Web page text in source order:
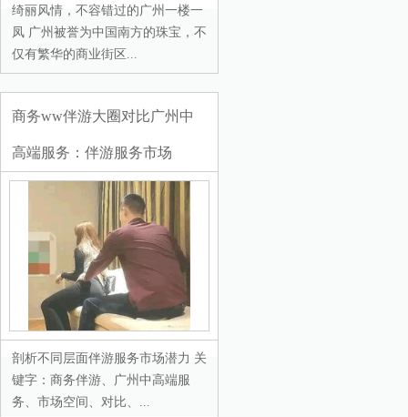
绮丽风情，不容错过的广州一楼一
凤 广州被誉为中国南方的珠宝，不
仅有繁华的商业街区...
商务ww伴游大圈对比广州中
高端服务：伴游服务市场
剖析不同层面伴游服务市场潜力 关
键字：商务伴游、广州中高端服
务、市场空间、对比、...